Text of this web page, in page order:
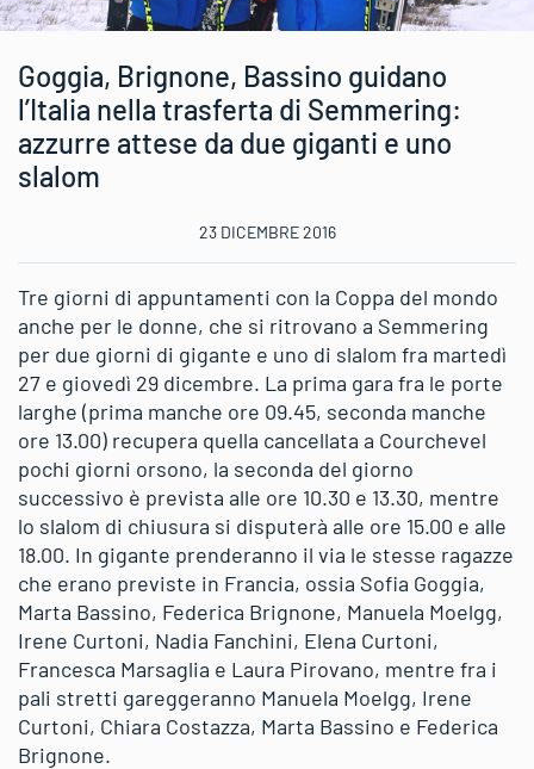
Goggia, Brignone, Bassino guidano
l’Italia nella trasferta di Semmering:
azzurre attese da due giganti e uno
slalom
23 DICEMBRE 2016
Tre giorni di appuntamenti con la Coppa del mondo
anche per le donne, che si ritrovano a Semmering
per due giorni di gigante e uno di slalom fra martedì
27 e giovedì 29 dicembre. La prima gara fra le porte
larghe (prima manche ore 09.45, seconda manche
ore 13.00) recupera quella cancellata a Courchevel
pochi giorni orsono, la seconda del giorno
successivo è prevista alle ore 10.30 e 13.30, mentre
lo slalom di chiusura si disputerà alle ore 15.00 e alle
18.00. In gigante prenderanno il via le stesse ragazze
che erano previste in Francia, ossia Sofia Goggia,
Marta Bassino, Federica Brignone, Manuela Moelgg,
Irene Curtoni, Nadia Fanchini, Elena Curtoni,
Francesca Marsaglia e Laura Pirovano, mentre fra i
pali stretti gareggeranno Manuela Moelgg, Irene
Curtoni, Chiara Costazza, Marta Bassino e Federica
Brignone.